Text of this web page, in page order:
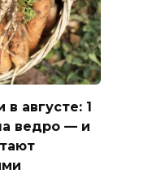
августе: 1
ведро — и